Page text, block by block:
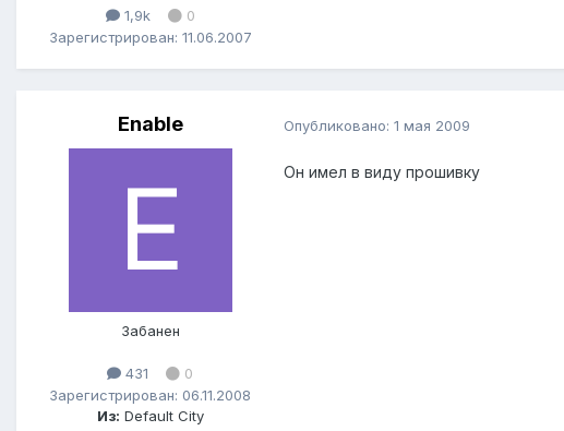
1,9k
0
Зарегистрирован: 11.06.2007
Enable
Забанен
431
0
Зарегистрирован: 06.11.2008
Из: Default City
Опубликовано: 1 мая 2009
Он имел в виду прошивку